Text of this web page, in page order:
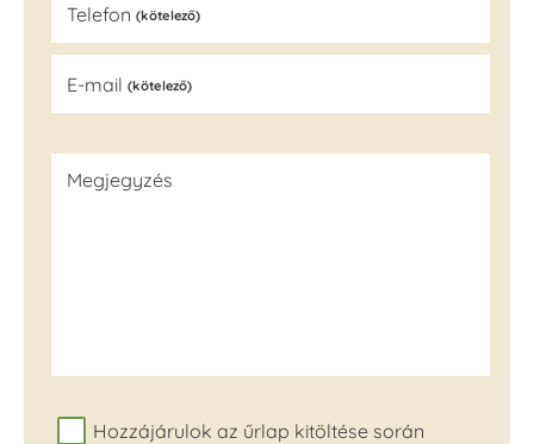
Telefon (kötelező)
E-mail (kötelező)
Megjegyzés
Hozzájárulok az űrlap kitöltése során